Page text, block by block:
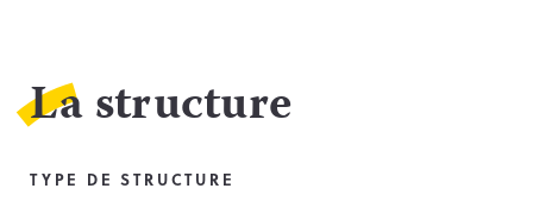
La structure
TYPE DE STRUCTURE